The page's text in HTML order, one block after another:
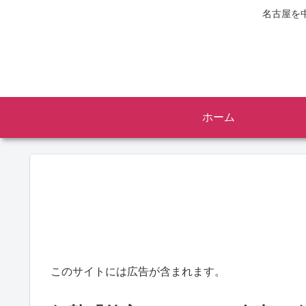
名古屋を
ホーム
このサイトには広告が含まれます。